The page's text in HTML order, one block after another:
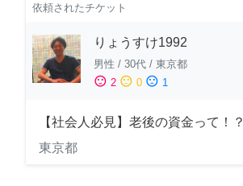
依頼されたチケット
りょうすけ1992
男性 / 30代 / 東京都
sentiment_satisfied 2 sentiment_neutral 0 sentiment_dissatisfied 1
【社会人必見】老後の資金って！？
東京都